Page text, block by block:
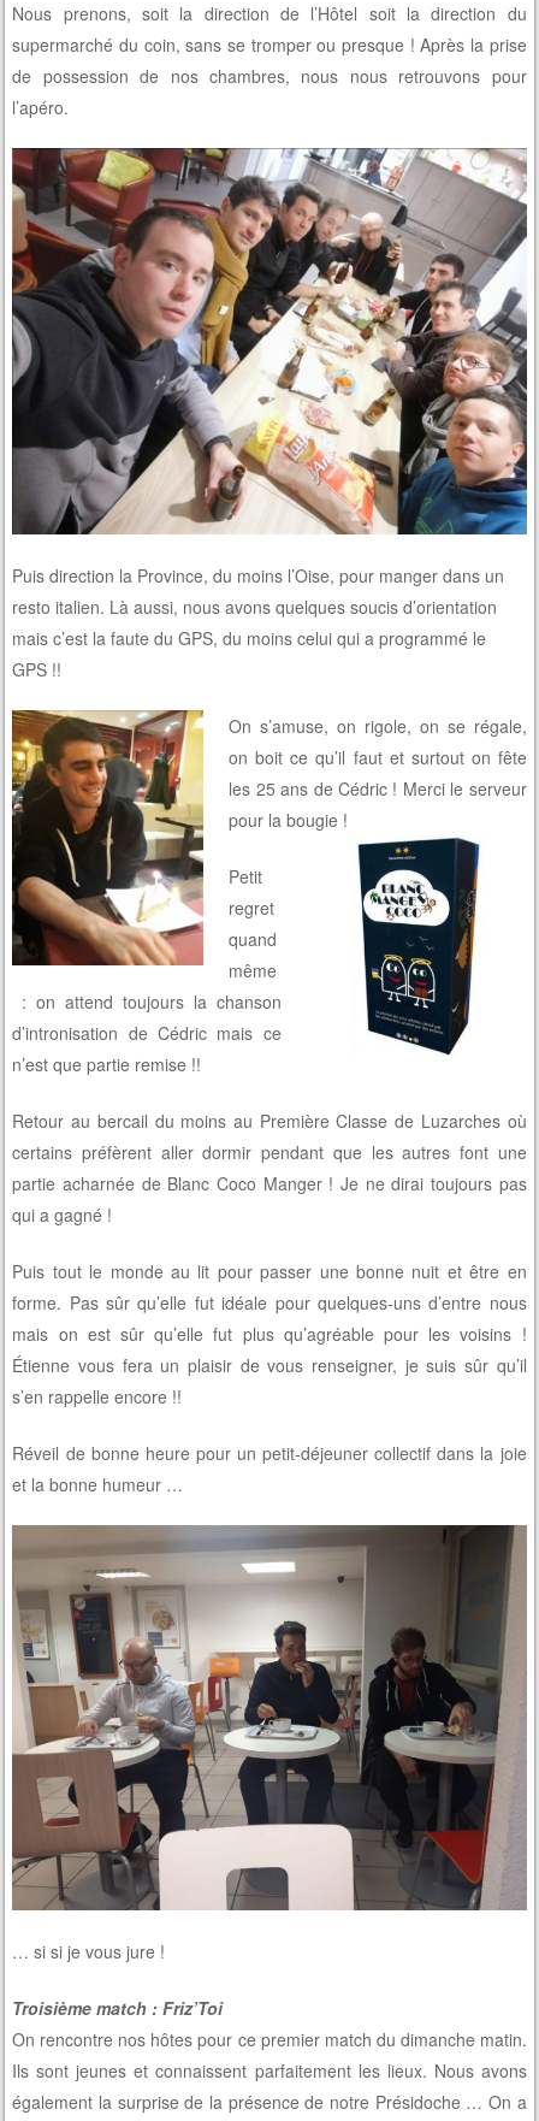
Nous prenons, soit la direction de l’Hôtel soit la direction du
supermarché du coin, sans se tromper ou presque ! Après la prise
de possession de nos chambres, nous nous retrouvons pour
l’apéro.
Puis direction la Province, du moins l’Oise, pour manger dans un
resto italien. Là aussi, nous avons quelques soucis d’orientation
mais c’est la faute du GPS, du moins celui qui a programmé le
GPS !!
On s’amuse, on rigole, on se régale,
on boit ce qu’il faut et surtout on fête
les 25 ans de Cédric ! Merci le serveur
pour la bougie !
Petit
regret
quand
même
: on attend toujours la chanson
d’intronisation de Cédric mais ce
n’est que partie remise !!
Retour au bercail du moins au Première Classe de Luzarches où
certains préfèrent aller dormir pendant que les autres font une
partie acharnée de Blanc Coco Manger ! Je ne dirai toujours pas
qui a gagné !
Puis tout le monde au lit pour passer une bonne nuit et être en
forme. Pas sûr qu’elle fut idéale pour quelques-uns d’entre nous
mais on est sûr qu’elle fut plus qu’agréable pour les voisins !
Étienne vous fera un plaisir de vous renseigner, je suis sûr qu’il
s’en rappelle encore !!
Réveil de bonne heure pour un petit-déjeuner collectif dans la joie
et la bonne humeur …
… si si je vous jure !
Troisième match : Friz’Toi
On rencontre nos hôtes pour ce premier match du dimanche matin.
Ils sont jeunes et connaissent parfaitement les lieux. Nous avons
également la surprise de la présence de notre Présidoche … On a